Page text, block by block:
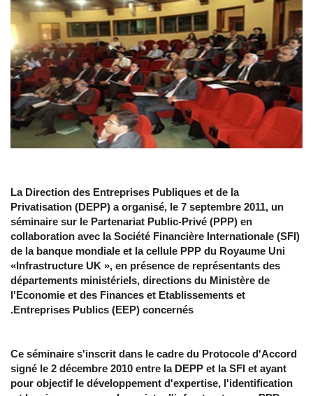
La Direction des Entreprises Publiques et de la
Privatisation (DEPP) a organisé, le 7 septembre 2011, un
séminaire sur le Partenariat Public-Privé (PPP) en
collaboration avec la Société Financière Internationale (SFI)
de la banque mondiale et la cellule PPP du Royaume Uni
«Infrastructure UK », en présence de représentants des
départements ministériels, directions du Ministère de
l'Economie et des Finances et Etablissements et
Entreprises Publics (EEP) concernés.
Ce séminaire s'inscrit dans le cadre du Protocole d'Accord
signé le 2 décembre 2010 entre la DEPP et la SFI et ayant
pour objectif le développement d'expertise, l'identification